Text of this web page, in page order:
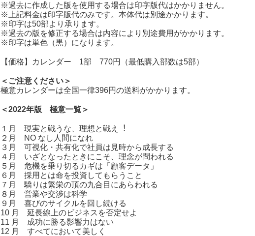
※過去に作成した版を使用する場合は印字版代はかかりません。
※上記料金は印字版代のみです。本体代は別途かかります。
※印字は50部より承ります。
※過去の版を修正する場合は内容により別途費用がかかります。
※印字は単色（黒）になります。
【価格】カレンダー 1部 770円（最低購入部数は5部）
＜ご注意ください＞
極意カレンダーは全国一律396円の送料がかかります。
＜2022年版 極意一覧＞
１月 現実と戦うな、理想と戦え︕
２月 NO なし人間になれ
３月 可視化・共有化で社員は見時から成長する
４月 いざとなったときにこそ、理念が問われる
５月 危機を乗り切るカギは「顧客データ」
６月 採用とは命を投資してもらうこと
７月 驕りは繁栄の頂の九合目にあらわれる
８月 営業や交渉は科学
９月 喜びのサイクルを回し続ける
10 月 延長線上のビジネスを否定せよ
11 月 成功に勝る影響力はない
12 月 すべてにおいて美しく